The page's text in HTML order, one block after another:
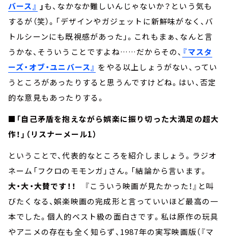
バース』 」も、なかなか難しいんじゃないか？という気も
するが（笑）。「デザインやガジェットに新鮮味がなく、バ
トルシーンにも既視感があった」。これもまぁ、なんと言
うかな、そういうことですよね……だからその、 『マスタ
ーズ・オブ・ユニバース』 をやる以上しょうがない、ってい
うところがあったりすると思うんですけどね。はい、否定
的な意見もあったりする。
■「自己矛盾を抱えながら娯楽に振り切った大満足の超大
作！」（リスナーメール1）
ということで、代表的なところを紹介しましょう。ラジオ
ネーム「フクロのモモンガ」さん。「結論から言います。
大・大・大賛です！！
『こういう映画が見たかった！』と叫
びたくなる、娯楽映画の完成形と言っていいほど最高の一
本でした。個人的ベスト級の面白さです。私は原作の玩具
やアニメの存在も全く知らず、1987年の実写映画版（『マ